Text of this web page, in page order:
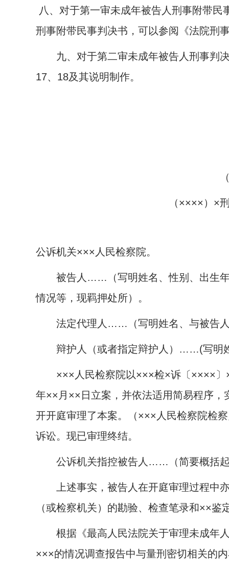
八、对于第一审未成年被告人刑事附带
刑事附带民事判决书，可以参阅《法院刑
九、对于第二审未成年被告人刑事判决
17、 18及其说明制作。
（××××）×
公诉机关×××人民检察院。
被告人……（写明姓名、性别、出生年
情况等，现羁押处所）。
法定代理人……（写明姓名、与被告人
辩护人（或者指定辩护人）……(写明
×××人民检察院以×××检×诉〔××××〕
年××月××日立案，并依法适用简易程序
开开庭审理了本案。（×××人民检察院检
诉讼。现已审理终结。
公诉机关指控被告人……（简要概括起
上述事实，被告人在开庭审理过程中亦
（或检察机关）的勘验、检查笔录和××
根据《最高人民法院关于审理未成年人
×××的情况调查报告中与量刑密切相关的